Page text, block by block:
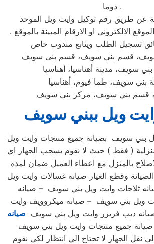
دوما .
عن طريق رقم توكيل وايت ويل الموحد
أو الموقع الالكترونى او الارقام المبينة بالموقع .
تسجيل الطلب ويتابع مندوب خاص
قسم بني سويف، قسم بنى سويف
سويف، مدينة أهناسيا، أهناسيا
بني سويف، طما فيوم، أهناسيا
قسم بني سويف، مركز بنى سويف
ويل ببني سويف
بني سويف بصيانة جميع منتجات وايت ويل
( فقط ) حيث لا نقوم بسحب الجهاز اي
بالمنزل مع اعطاء العميل ضمان لمدة
وقطع الغيار صيانه غسالات وايت ويل
ثلاجات وايت ويل بني سويف – صيانه
ويل بني سويف – صيانه ميكروويف وايت
ديب فريزر وايت ويل بني سويف صيانه
صيانة جميع منتجات وايت ويل بني سويف
نقل الجهاز لا تحتاج الي انتظار لكي نقوم